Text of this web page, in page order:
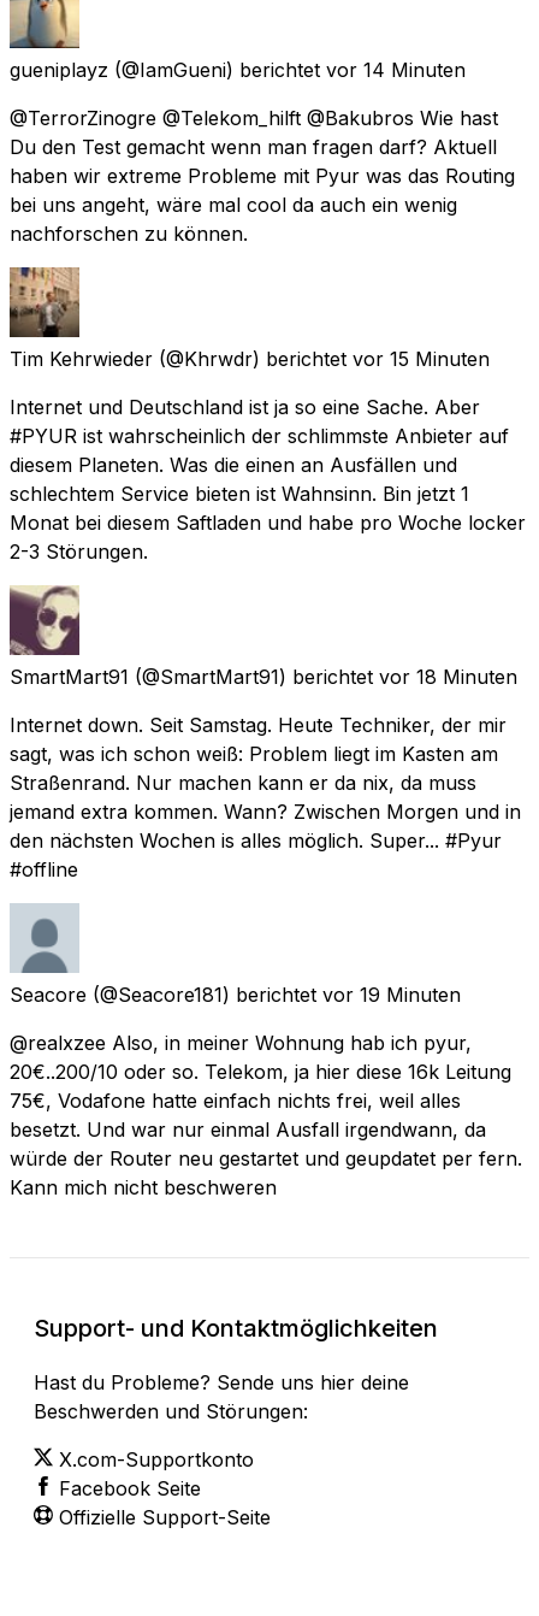
gueniplayz (@IamGueni) berichtet vor 14 Minuten
@TerrorZinogre @Telekom_hilft @Bakubros Wie hast
Du den Test gemacht wenn man fragen darf? Aktuell
haben wir extreme Probleme mit Pyur was das Routing
bei uns angeht, wäre mal cool da auch ein wenig
nachforschen zu können.
Tim Kehrwieder (@Khrwdr) berichtet vor 15 Minuten
Internet und Deutschland ist ja so eine Sache. Aber
#PYUR ist wahrscheinlich der schlimmste Anbieter auf
diesem Planeten. Was die einen an Ausfällen und
schlechtem Service bieten ist Wahnsinn. Bin jetzt 1
Monat bei diesem Saftladen und habe pro Woche locker
2-3 Störungen.
SmartMart91 (@SmartMart91) berichtet vor 18 Minuten
Internet down. Seit Samstag. Heute Techniker, der mir
sagt, was ich schon weiß: Problem liegt im Kasten am
Straßenrand. Nur machen kann er da nix, da muss
jemand extra kommen. Wann? Zwischen Morgen und in
den nächsten Wochen is alles möglich. Super... #Pyur
#offline
Seacore (@Seacore181) berichtet vor 19 Minuten
@realxzee Also, in meiner Wohnung hab ich pyur,
20€..200/10 oder so. Telekom, ja hier diese 16k Leitung
75€, Vodafone hatte einfach nichts frei, weil alles
besetzt. Und war nur einmal Ausfall irgendwann, da
würde der Router neu gestartet und geupdatet per fern.
Kann mich nicht beschweren
Support- und Kontaktmöglichkeiten
Hast du Probleme? Sende uns hier deine
Beschwerden und Störungen:
X.com-Supportkonto
Facebook Seite
Offizielle Support-Seite